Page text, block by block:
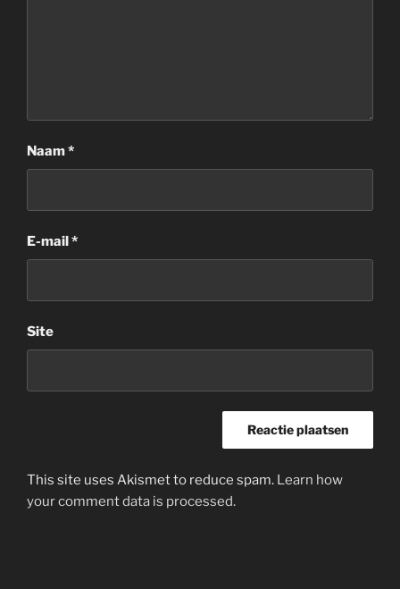
Naam*
E-mail*
Site
This site uses Akismet to reduce spam. Learn how
your comment data is processed.